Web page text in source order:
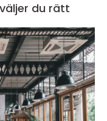
du rätt